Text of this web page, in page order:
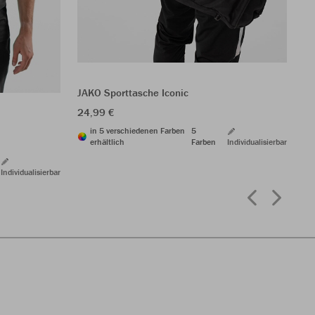
Individualisierbar
JAKO Sporttasche Iconic
24,99 €
in 5 verschiedenen Farben
erhältlich
5
Farben
Individualisierbar